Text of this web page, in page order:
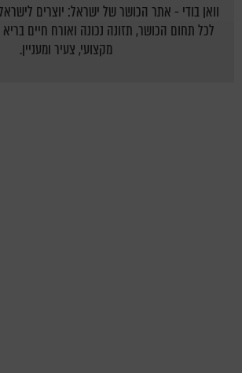
וואן בודי - אתר הכושר של ישראל: יוצרים
לכל תחום הכושר, תזונה נכונה ואורח חיים בריא
מקצועי, צעיר ומעניין.